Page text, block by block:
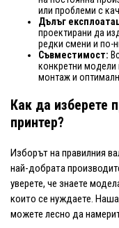
или проблеми с
Дълъг
проектирани да
редки смени и по-
Съвместимост:
конкретни модели
монтаж и
Как да изберете
принтер?
Изборът на правилния
най-добрата
уверете, че знаете
които се нуждаете.
можете лесно да